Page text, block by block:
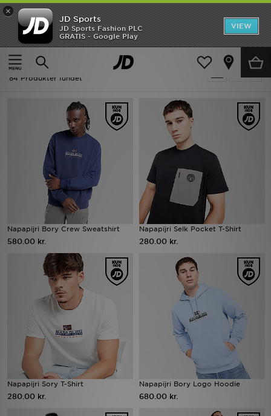
×
JD Sports
JD Sports Fashion PLC
GRATIS - Google Play
VIEW
Hjem
Herrer
Herrer - Napapijri
84 Produkter fundet
Napapijri Bory Crew Sweatshirt
580.00 kr.
Napapijri Selk Pocket T-Shirt
280.00 kr.
Napapijri Sory T-Shirt
280.00 kr.
Napapijri Bory Logo Hoodie
680.00 kr.
Hjem
Udsalg
Nyheder
Bestsellers
Fodbold
Download JD app'en
Mit JD
Mine beskeder
Hjælp & information